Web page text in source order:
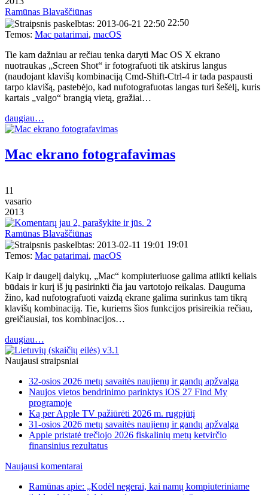
Ramūnas Blavaščiūnas
22:50
Temos: Mac patarimai, macOS
Tie kam dažniau ar rečiau tenka daryti Mac OS X ekrano
nuotraukas „Screen Shot“ ir fotografuoti tik atskirus langus
(naudojant klavišų kombinaciją Cmd-Shift-Ctrl-4 ir tada paspausti
tarpo klavišą, pastebėjo, kad nufotografuotas langas turi šešėlį, kuris
kartais „valgo“ brangią vietą, gražiai…
daugiau…
Mac ekrano fotografavimas
11
vasario
2013
2
Ramūnas Blavaščiūnas
19:01
Temos: Mac patarimai, macOS
Kaip ir daugelį dalykų, „Mac“ kompiuteriuose galima atlikti keliais
būdais ir kurį iš jų pasirinkti čia jau vartotojo reikalas. Dauguma
žino, kad nufotografuoti vaizdą ekrane galima surinkus tam tikrą
klavišų kombinaciją. Tie, kuriems šios funkcijos prisireikia rečiau,
greičiausiai, tos kombinacijos…
daugiau…
Naujausi straipsniai
32-osios 2026 metų savaitės naujienų ir gandų apžvalga
Naujos vietos bendrinimo parinktys iOS 27 Find My
programoje
Ką per Apple TV pažiūrėti 2026 m. rugpjūtį
31-osios 2026 metų savaitės naujienų ir gandų apžvalga
Apple pristatė trečiojo 2026 fiskalinių metų ketvirčio
finansinius rezultatus
Naujausi komentarai
Ramūnas apie: „Kodėl negerai, kai namų kompiuteriniame